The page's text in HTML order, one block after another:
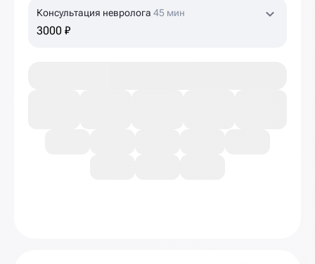
Консультация невролога 45 мин
3000 ₽